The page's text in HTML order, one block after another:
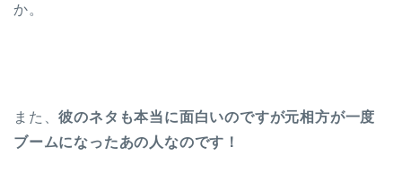
か。
また、彼のネタも本当に面白いのですが元相方が一度
ブームになったあの人なのです！